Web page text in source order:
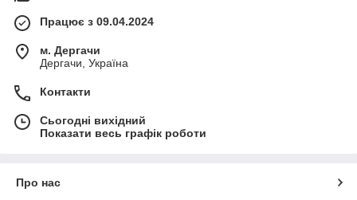
Працює з 09.04.2024
м. Дергачи
Дергачи, Україна
Контакти
Сьогодні вихідний
Показати весь графік роботи
Про нас